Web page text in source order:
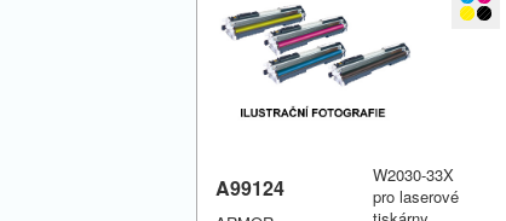
A99124
W2030-33X
pro laserové